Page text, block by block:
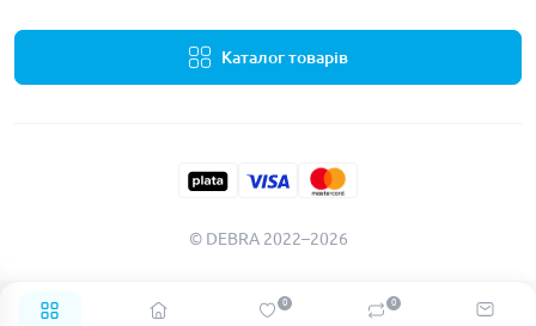
0 0
Каталог товарів
© DEBRA 2022–2026